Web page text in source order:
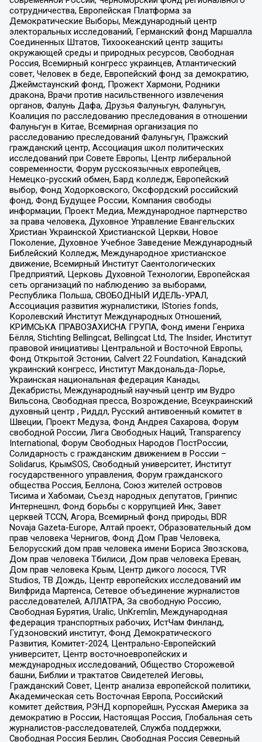
сотрудничества, Европейская Платформа за
Демократические Выборы, Международный центр
электоральных исследований, Германский фонд Маршалла
Соединенных Штатов, Тихоокеанский центр защиты
окружающей среды и природных ресурсов, Свободная
Россия, Всемирный конгресс украинцев, Атлантический
совет, Человек в беде, Европейский фонд за демократию,
Джеймстаунский фонд, Прожект Хармони, Родники
дракона, Врачи против насильственного извлечения
органов, Фалунь Дафа, Друзья Фалуньгун, Фалуньгун,
Коалиция по расследованию преследования в отношении
Фалуньгун в Китае, Всемирная организация по
расследованию преследований Фалуньгун, Пражский
гражданский центр, Ассоциация школ политических
исследований при Совете Европы, Центр либеральной
современности, Форум русскоязычных европейцев,
Немецко-русский обмен, Бард колледж, Европейский
выбор, Фонд Ходорковского, Оксфордский российский
фонд, Фонд Будущее России, Компания свободы
информации, Проект Медиа, Международное партнерство
за права человека, Духовное Управление Евангельских
Христиан Украинской Христианской Церкви, Новое
Поколение, Духовное Учебное Заведение Международный
Библейский Колледж, Международное христианское
движение, Всемирный Институт Саентологических
Предприятий, Церковь Духовной Технологии, Европейская
сеть организаций по наблюдению за выборами,
Республика Польша, СВОБОДНЫЙ ИДЕЛЬ-УРАЛ,
Ассоциация развития журналистики, IStories fonds,
Королевский Институт Международных Отношений,
КРИМСЬКА ПРАВОЗАХИСНА ГРУПА, Фонд имени Генриха
Бёлля, Stichting Bellingcat, Bellingcat Ltd, The Insider, Институт
правовой инициативы Центральной и Восточной Европы,
Фонд Открытой Эстонии, Calvert 22 Foundation, Канадский
украинский конгресс, Институт Макдональда-Лорье,
Украинская национальная федерация Канады,
Декабристы, Международный научный центр им Вудро
Вильсона, Свободная пресса, Возрождение, Всеукраинский
духовный центр , Риддл, Русский антивоенный комитет в
Швеции, Проект Медуза, Фонд Андрея Сахарова, Форум
свободной России, Лига Свободных Наций, Transparеncy
International, Форум Свободных Народов ПостРоссии,
Солидарность с гражданским движением в России –
Solidarus, КрымSOS, Свободный университет, Институт
государственного управления, Форум гражданского
общества Россия, Беллона, Союз жителей островов
Тисима и Хабомаи, Съезд народных депутатов, Гринпис
Интернешнл, Фонд борьбы с коррупцией Инк, Завет
церквей TCCN, Агора, Всемирный фонд природы, BDR
Novaja Gazeta-Europe, Алтай проект, Образовательный дом
прав человека Чернигов, Фонд Дом Прав Человека,
Белорусский дом прав человека имени Бориса Звозскова,
Дом прав человека Тбилиси, Дом прав человека Ереван,
Дом прав человека Крым, Центр дикого лосося, TVR
Studios, ТВ Дождь, Центр европейских исследований им
Вилфрида Мартенса, Сетевое объединение журналистов
расследователей, АЛЛАТРА, За свободную Россию,
Свободная Бурятия, Uralic, UnKremlin, Международная
федерация транспортных рабочих, ИстЧам Финланд,
Гудзоновский институт, Фонд Демократического
Развития, Комитет-2024, Центрально-Европейский
университет, Центр восточноевропейских и
международных исследований, Общество Сторожевой
башни, Библии и трактатов Свидетелей Иеговы,
Гражданский Совет, Центр анализа европейской политики,
Академическая сеть Восточная Европа, Российский
комитет действия, РЭНД корпорейшн, Русская Америка за
демократию в России, Настоящая Россия, Глобальная сеть
журналистов-расследователей, Служба поддержки,
Свободная Россия Берлин, Свободная Россия Северный